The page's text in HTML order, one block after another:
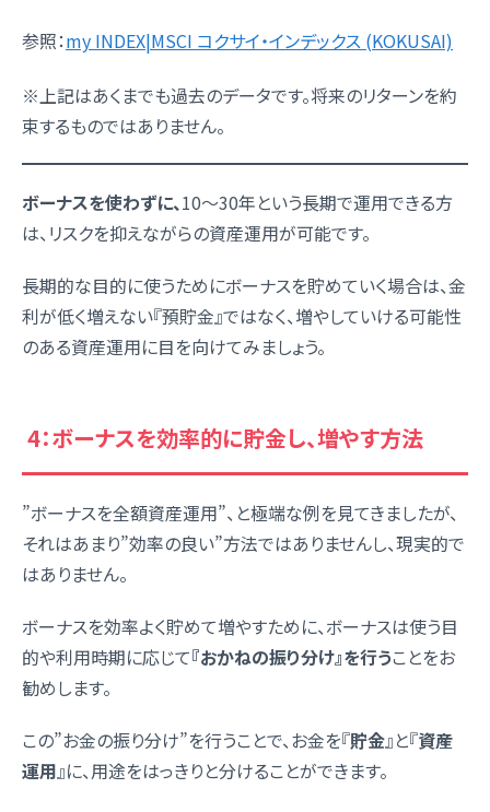
参照：my INDEX|MSCI コクサイ・インデックス (KOKUSAI)
※上記はあくまでも過去のデータです。将来のリターンを約
束するものではありません。
ボーナスを使わずに、10〜30年という長期で運用できる方
は、リスクを抑えながらの資産運用が可能です。
長期的な目的に使うためにボーナスを貯めていく場合は、金
利が低く増えない『預貯金』ではなく、増やしていける可能性
のある資産運用に目を向けてみましょう。
4：ボーナスを効率的に貯金し、増やす方法
”ボーナスを全額資産運用”、と極端な例を見てきましたが、
それはあまり”効率の良い”方法ではありませんし、現実的で
はありません。
ボーナスを効率よく貯めて増やすために、ボーナスは使う目
的や利用時期に応じて『おかねの振り分け』を行うことをお
勧め します。
この”お金の振り分け”を行うことで、お金を『貯金』と『資産
運用』に、用途をはっきりと分けることができます。